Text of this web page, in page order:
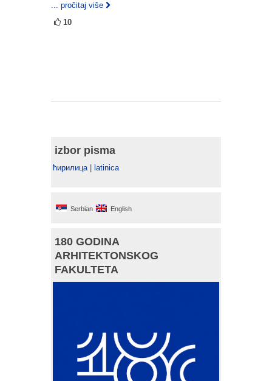
... pročitaj više
10
izbor pisma
ћирилица| latinica
Serbian English
180 GODINA
ARHITEKTONSKOG
FAKULTETA